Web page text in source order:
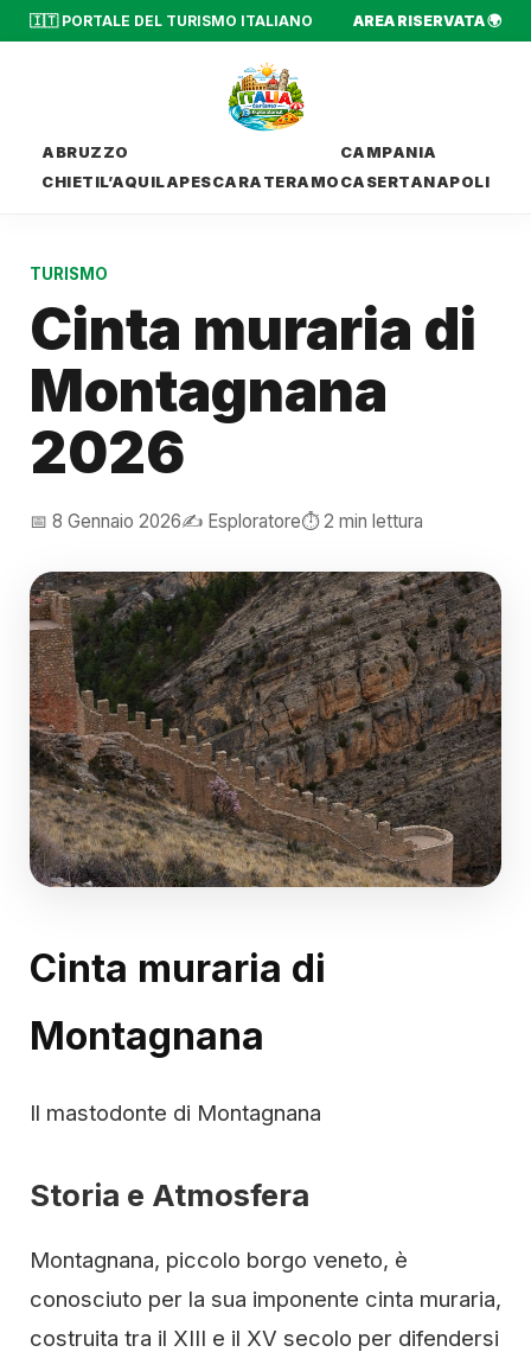
🇮🇹 PORTALE DEL TURISMO ITALIANO AREA RISERVATA 🌍
ABRUZZO
CHIETIL’AQUILAPESCARA TERAMO
CAMPANIA
CASERTANAPOLI
TURISMO
Cinta muraria di
Montagnana
2026
📅 8 Gennaio 2026✍️ Esploratore⏱️ 2 min lettura
Cinta muraria di
Montagnana
Il mastodonte di Montagnana
Storia e Atmosfera
Montagnana, piccolo borgo veneto, è
conosciuto per la sua imponente cinta muraria,
costruita tra il XIII e il XV secolo per difendersi